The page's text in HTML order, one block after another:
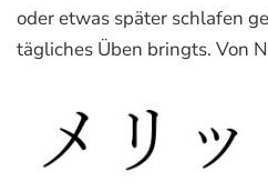
oder etwas später schlafen
tägliches Üben bringts. Von